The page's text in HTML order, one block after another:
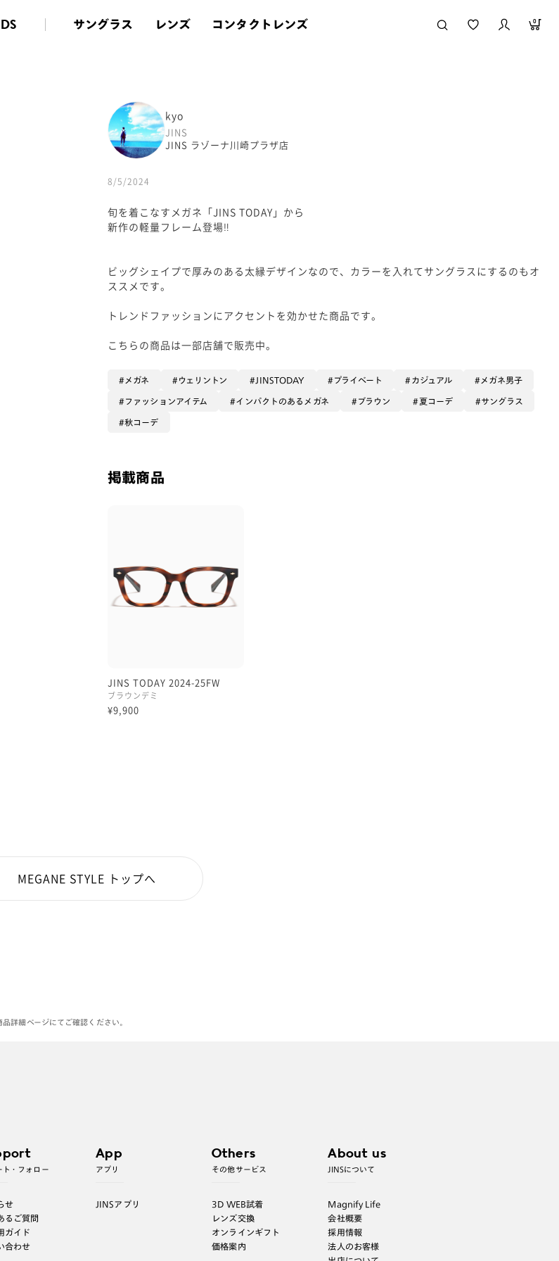
サングラス レンズ コンタクトレンズ 0
kyo
JINS
JINS ラゾーナ川崎プラザ店
8/5/2024
旬を着こなすメガネ「JINS TODAY」から
新作の軽量フレーム登場‼️
ビッグシェイプで厚みのある太縁デザインなので、カラーを入れてサングラスにするのもオ
ススメです。
トレンドファッションにアクセントを効かせた商品です。
こちらの商品は一部店舗で販売中。
メガネ ウェリントン JINSTODAY プライベート カジュアル メガネ男子
ファッションアイテム インパクトのあるメガネ ブラウン 夏コーデ サングラス
秋コーデ
掲載商品
JINS TODAY 2024-25FW
ブラウンデミ
¥9,900
MEGANE STYLE トップへ
詳細ページにてご確認ください。
ト・フォロー
せ
るご質問
ガイド
合わせ
App
アプリ
JINSアプリ
Others
その他サービス
3D WEB試着
レンズ交換
オンラインギフト
価格案内
About us
JINSについて
Magnify Life
会社概要
採用情報
法人のお客様